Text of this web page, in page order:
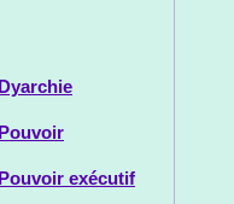
Dyarchie
Pouvoir
Pouvoir exécutif